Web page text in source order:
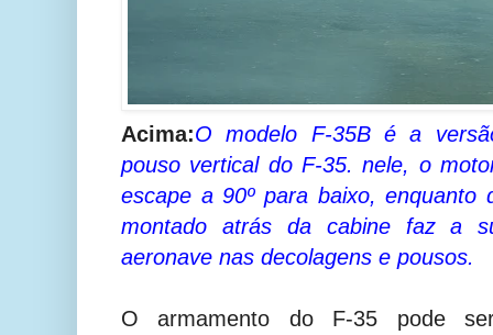
Acima:O modelo F-35B é a
pouso vertical do F-35. nele, o
escape a 90º para baixo, enquanto
montado atrás da cabine faz a
aeronave nas decolagens e pousos.
O armamento do F-35 pode